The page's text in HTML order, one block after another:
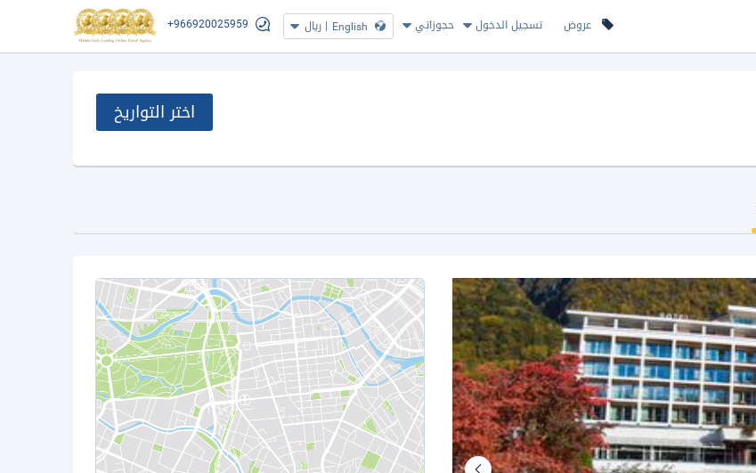
عروض تسجيل الدخول حجوزاتي English
| ريال +966920025959
اختر التواريخ